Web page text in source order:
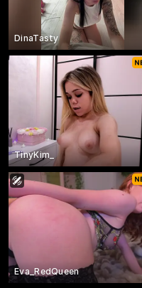
DinaTasty
TinyKim_
Eva_RedQueen